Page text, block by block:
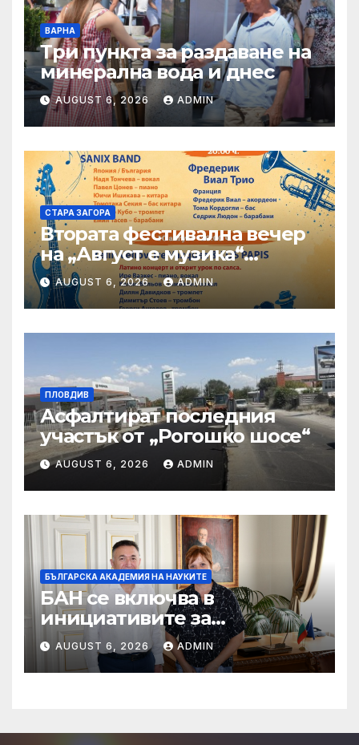
ВАРНА
Три пункта за раздаване на
минерална вода и днес
AUGUST 6, 2026 ADMIN
СТАРА ЗАГОРА
Втората фестивална вечер
на „Август е музика“
посреща Фредерик Виал
Трио
AUGUST 6, 2026 ADMIN
ПЛОВДИВ
Асфалтират последния
участък от „Рогошко шосе“
AUGUST 6, 2026 ADMIN
БЪЛГАРСКА АКАДЕМИЯ НА НАУКИТЕ
БАН се включва в
инициативите за
отбелязване 190 години от
рождението на Васил
Левски
AUGUST 6, 2026 ADMIN